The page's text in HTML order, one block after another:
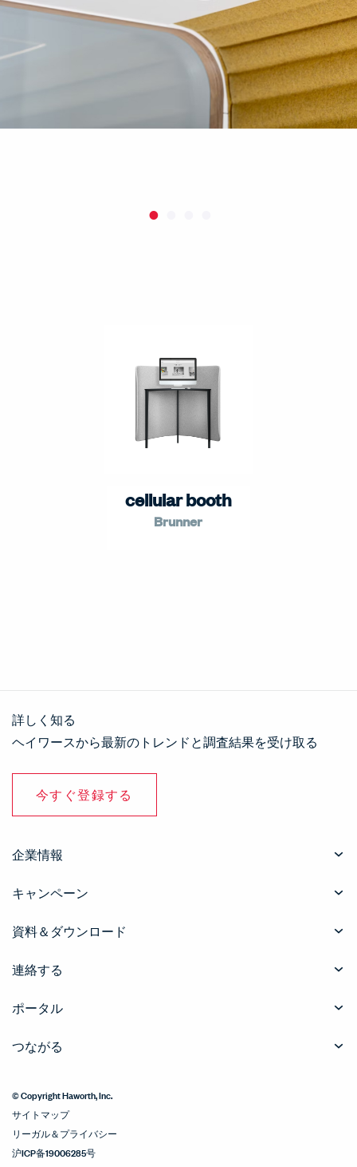
cellular booth
Brunner
詳しく知る
ヘイワースから最新のトレンドと調査結果を受け取る
今すぐ登録する
企業情報
キャンペーン
資料＆ダウンロード
連絡する
ポータル
つながる
© Copyright Haworth, Inc.
サイトマップ
リーガル＆プライバシー
沪ICP备19006285号